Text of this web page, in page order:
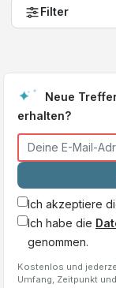
Filter
Neue
erhalten?
Ich akzeptiere
Ich habe die
genommen.
Kostenlos und
Umfang, Zeitpunkt